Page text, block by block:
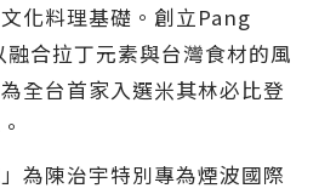
化料理基礎。創立Pang
合拉丁元素與台灣食材的風
全台首家入選米其林必比登
為陳治宇特別專為煙波國際